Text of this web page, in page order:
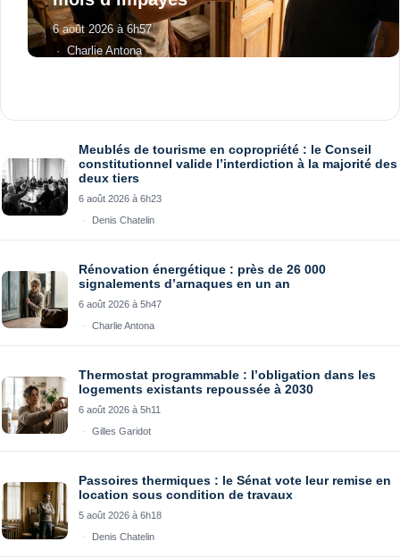
6 août 2026 à 6h57
Charlie Antona
Meublés de tourisme en copropriété : le Conseil
constitutionnel valide l’interdiction à la majorité des
deux tiers
6 août 2026 à 6h23
Denis Chatelin
Rénovation énergétique : près de 26 000
signalements d’arnaques en un an
6 août 2026 à 5h47
Charlie Antona
Thermostat programmable : l’obligation dans les
logements existants repoussée à 2030
6 août 2026 à 5h11
Gilles Garidot
Passoires thermiques : le Sénat vote leur remise en
location sous condition de travaux
5 août 2026 à 6h18
Denis Chatelin